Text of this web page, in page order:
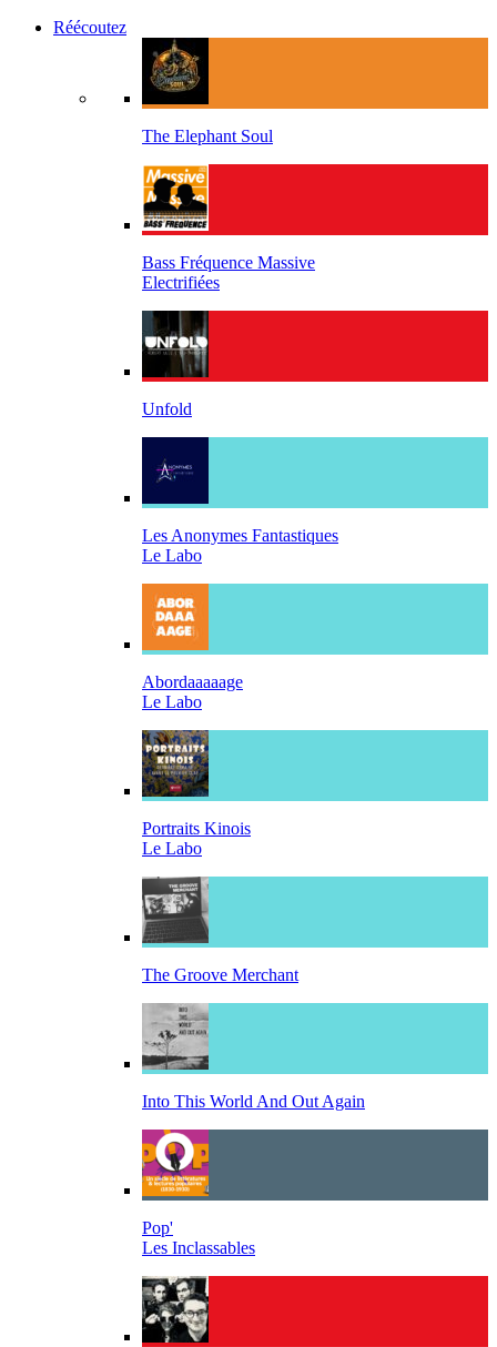
Réécoutez
The Elephant Soul
Bass Fréquence Massive
Electrifiées
Unfold
Les Anonymes Fantastiques
Le Labo
Abordaaaaage
Le Labo
Portraits Kinois
Le Labo
The Groove Merchant
Into This World And Out Again
Pop'
Les Inclassables